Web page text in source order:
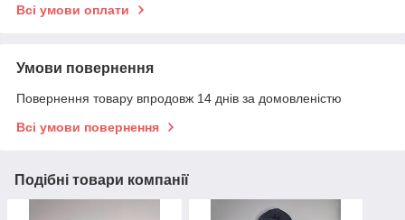
Всі умови оплати
Умови повернення
Повернення товару впродовж 14 днів за домовленістю
Всі умови повернення
Подібні товари компанії